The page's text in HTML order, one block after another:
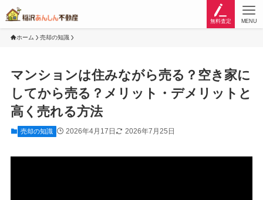
無料査定 MENU
ホーム 売却の知識
マンションは住みながら売る？空き家に
してから売る？メリット・デメリットと
高く売れる方法
売却の知識 2026年4月17日 2026年7月25日